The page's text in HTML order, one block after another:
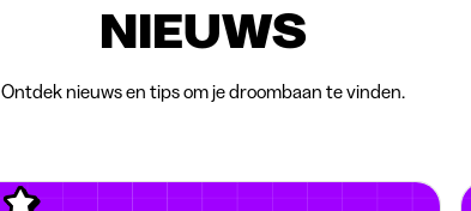
NIEUWS
Ontdek nieuws en tips om je droombaan te vinden.